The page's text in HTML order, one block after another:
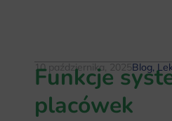
10 października, 2025 Blog,
Funkcje
placówek